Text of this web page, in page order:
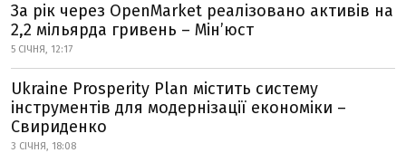
За рік через OpenMarket реалізовано активів на
2,2 мільярда гривень – Мін’юст
5 СІЧНЯ, 12:17
Ukraine Prosperity Plan містить систему
інструментів для модернізації економіки –
Свириденко
3 СІЧНЯ, 18:08